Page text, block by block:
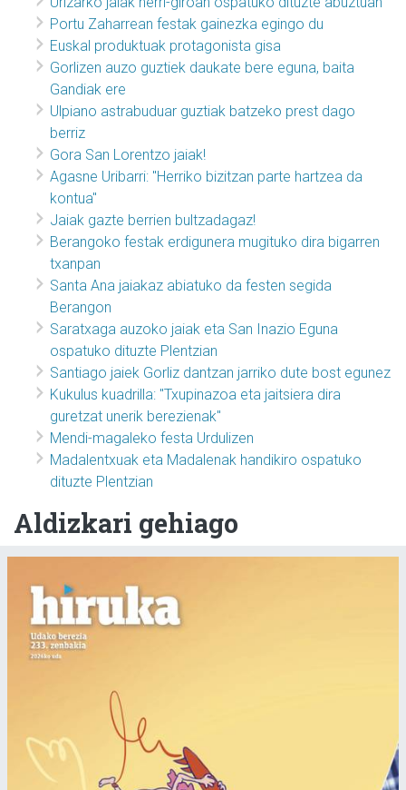
Portu Zaharrean festak gainezka egingo du
Euskal produktuak protagonista gisa
Gorlizen auzo guztiek daukate bere eguna, baita
Gandiak ere
Ulpiano astrabuduar guztiak batzeko prest dago
berriz
Gora San Lorentzo jaiak!
Agasne Uribarri: "Herriko bizitzan parte hartzea da
kontua"
Jaiak gazte berrien bultzadagaz!
Berangoko festak erdigunera mugituko dira bigarren
txanpan
Santa Ana jaiakaz abiatuko da festen segida
Berangon
Saratxaga auzoko jaiak eta San Inazio Eguna
ospatuko dituzte Plentzian
Santiago jaiek Gorliz dantzan jarriko dute bost egunez
Kukulus kuadrilla: "Txupinazoa eta jaitsiera dira
guretzat unerik berezienak"
Mendi-magaleko festa Urdulizen
Madalentxuak eta Madalenak handikiro ospatuko
dituzte Plentzian
Aldizkari gehiago